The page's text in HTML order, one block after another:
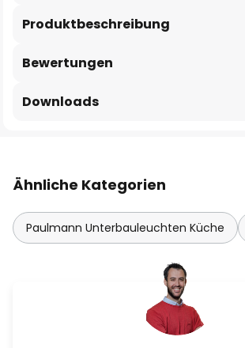
Produktbeschreibung
Bewertungen
Downloads
Ähnliche Kategorien
Paulmann Unterbauleuchten Küche